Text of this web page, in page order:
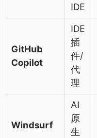
IDE
GitHub
Copilot
IDE
插
件/
代
理
Windsurf
AI
原
生